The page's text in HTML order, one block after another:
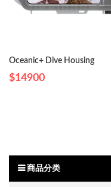
Oceanic+ Dive Housing
$14900
商品分类